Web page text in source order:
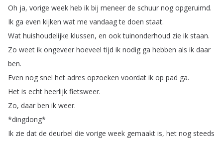
Oh ja, vorige week heb ik bij meneer de schuur nog opgeruimd.
Ik ga even kijken wat me vandaag te doen staat.
Wat huishoudelijke klussen, en ook tuinonderhoud zie ik staan.
Zo weet ik ongeveer hoeveel tijd ik nodig ga hebben als ik daar
ben.
Even nog snel het adres opzoeken voordat ik op pad ga.
Het is echt heerlijk fietsweer.
Zo, daar ben ik weer.
*dingdong*
Ik zie dat de deurbel die vorige week gemaakt is, het nog steeds